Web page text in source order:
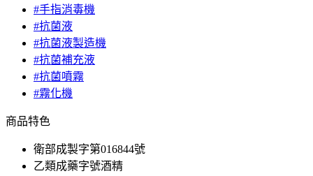
#手指消毒機
#抗菌液
#抗菌液製造機
#抗菌補充液
#抗菌噴霧
#霧化機
商品特色
衛部成製字第016844號
乙類成藥字號酒精